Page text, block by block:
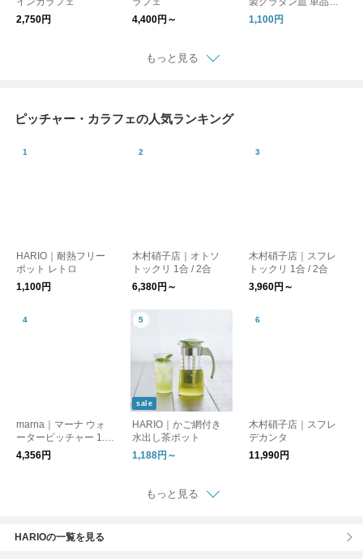
2,750円
4,400円～
個セット
1,100円
もっと見る
ピッチャー・カラフェの人気ランキング
HARIO｜耐熱フリー
ポット レトロ
1,100円
木村硝子店｜オトソ
トックリ 1合 / 2合
6,380円～
木村硝子店｜スフレ
トックリ 1合 / 2合
3,960円～
marna｜マーナ ウォ
ーターピッチャー 1.0
L／MARNA 麦茶ポッ
ト 水出しコーヒーポ
4,356円
sale
HARIO｜かご網付き
水出し茶ポット
1,188円～
木村硝子店｜スフレ
デカンタ
11,990円
もっと見る
HARIOの一覧を見る